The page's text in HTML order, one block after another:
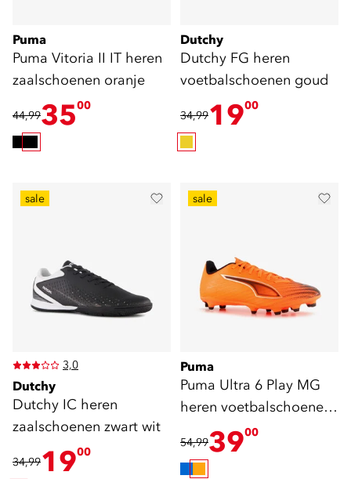
Puma
Puma Vitoria II IT heren
zaalschoenen oranje
44,993500
Dutchy
Dutchy FG heren
voetbalschoenen goud
34,991900
sale
3,0
Dutchy
Dutchy IC heren
zaalschoenen zwart wit
34,991900
sale
Puma
Puma Ultra 6 Play MG
heren voetbalschoenen
oranje
54,993900